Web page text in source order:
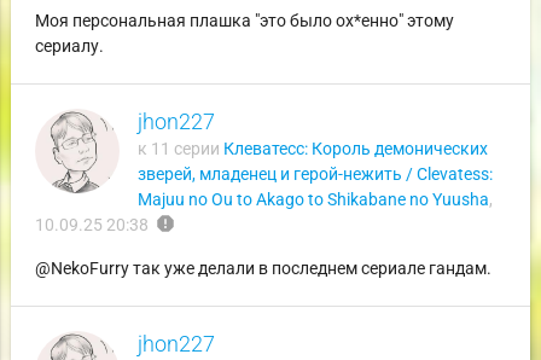
Моя персональная плашка "это было ох*енно" этому
сериалу.
jhon227
к 11 серии Клеватесс: Король демонических
зверей, младенец и герой-нежить / Clevatess:
Majuu no Ou to Akago to Shikabane no Yuusha,
10.09.25 20:38 report
@NekoFurry так уже делали в последнем сериале гандам.
jhon227